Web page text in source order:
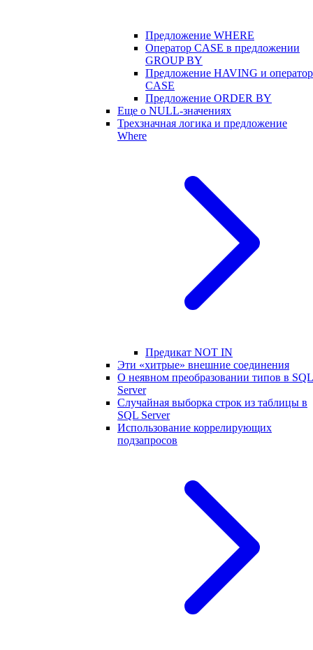
Предложение WHERE
Оператор CASE в предложении
GROUP BY
Предложение HAVING и оператор
CASE
Предложение ORDER BY
Еще о NULL-значениях
Трехзначная логика и предложение
Where
Предикат NOT IN
Эти «хитрые» внешние соединения
О неявном преобразовании типов в SQL
Server
Случайная выборка строк из таблицы в
SQL Server
Использование коррелирующих
подзапросов